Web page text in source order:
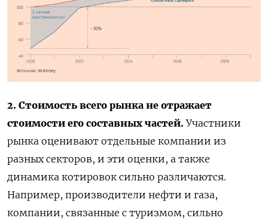
2. Стоимость всего рынка не отражает
стоимости его составных частей. Участники
рынка оценивают отдельные компании из
разных секторов, и эти оценки, а также
динамика котировок сильно различаются.
Например, производители нефти и газа,
компании, связанные с туризмом, сильно